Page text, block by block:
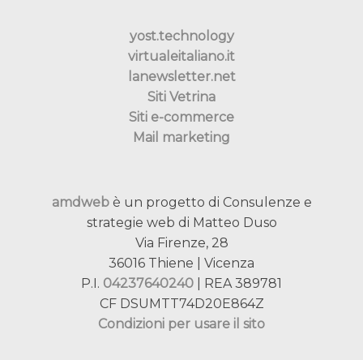
yost.technology
virtualeitaliano.it
lanewsletter.net
Siti Vetrina
Siti e-commerce
Mail marketing
amdwebè un progetto di Consulenze e
strategie web di Matteo Duso
Via Firenze, 28
36016 Thiene | Vicenza
P.I. 04237640240 | REA 389781
CF DSUMTT74D20E864Z
Condizioni per usare il sito